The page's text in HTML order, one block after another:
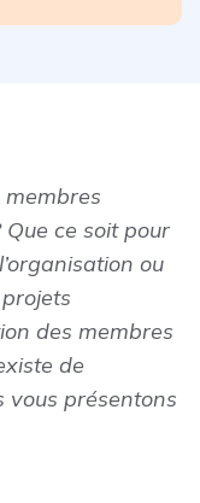
membres
ce soit pour
ou
des membres
de
vous présentons